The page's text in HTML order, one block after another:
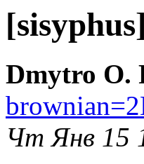
Dmytro O.
Чт Янв 15